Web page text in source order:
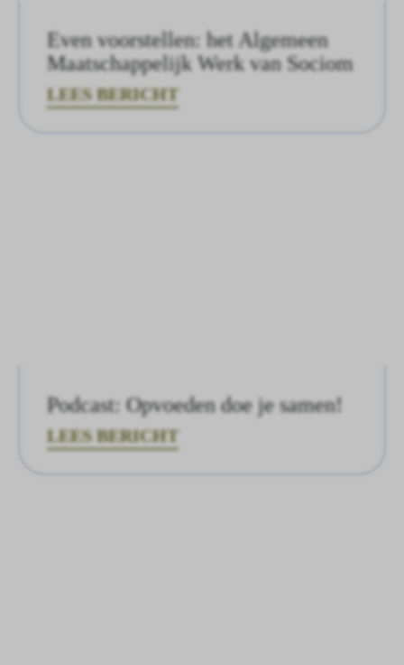
Even voorstellen: het Algemeen
Maatschappelijk Werk van Sociom
LEES BERICHT
Podcast: Opvoeden doe je samen!
LEES BERICHT